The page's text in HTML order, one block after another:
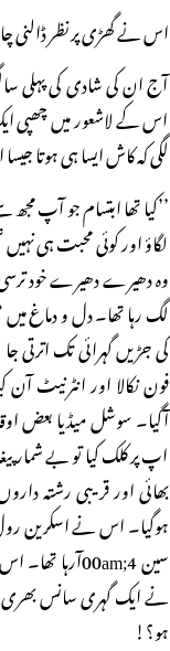
اس نے گھڑی پر نظر ڈالنی
آج ان کی شادی کی پہلی
اس کے لاشعور میں چھپی
لگی کہ کاش ایسا ہی ہوتا
’’کیا تھا ابتسام جو آپ
لگاؤ اور کوئی محبت ہی
لگ رہا تھا۔ دل و دماغ
کی جڑیں گہرائی تک
آگیا۔ سوشل میڈیا
اپ پر کلک کیا تو بے شمار
ہوگیا۔ اس نے اسکرین
ہو؟!